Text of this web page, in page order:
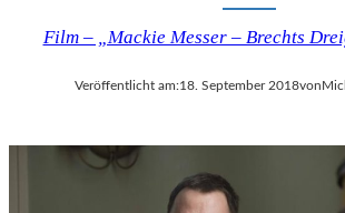
Film – „Mackie Messer – Brechts
Veröffentlicht am:18. September 2018von